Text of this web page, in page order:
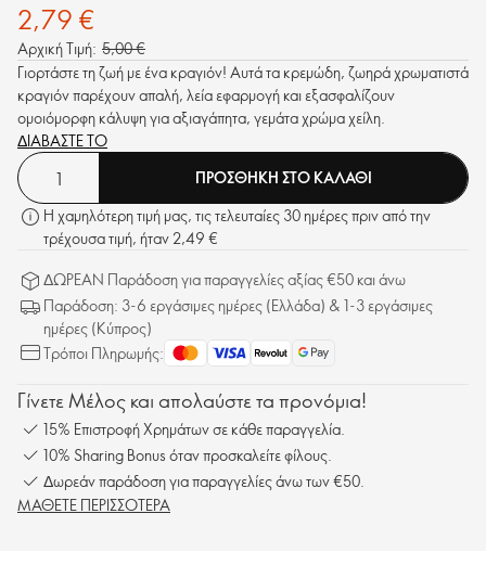
2,79 €
Αρχική Τιμή: 5,00 €
Γιορτάστε τη ζωή με ένα κραγιόν! Αυτά τα κρεμώδη, ζωηρά χρωματιστά
κραγιόν παρέχουν απαλή, λεία εφαρμογή και εξασφαλίζουν
ομοιόμορφη κάλυψη για αξιαγάπητα, γεμάτα χρώμα χείλη.
ΔΙΑΒΑΣΤΕ ΤΟ
ΠΡΟΣΘΗΚΗ ΣΤΟ ΚΑΛΑΘΙ
Η χαμηλότερη τιμή μας, τις τελευταίες 30 ημέρες πριν από την
τρέχουσα τιμή, ήταν 2,49 €
ΔΩΡΕΑΝ Παράδοση για παραγγελίες αξίας €50 και άνω
Παράδοση: 3-6 εργάσιμες ημέρες (Ελλάδα) & 1-3 εργάσιμες
ημέρες (Κύπρος)
Τρόποι Πληρωμής:
Γίνετε Μέλος και απολαύστε τα προνόμια!
15% Επιστροφή Χρημάτων σε κάθε παραγγελία.
10% Sharing Bonus όταν προσκαλείτε φίλους.
Δωρεάν παράδοση για παραγγελίες άνω των €50.
ΜΑΘΕΤΕ ΠΕΡΙΣΣΟΤΕΡΑ